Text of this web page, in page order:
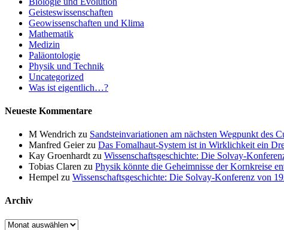
Geisteswissenschaften
Geowissenschaften und Klima
Mathematik
Medizin
Paläontologie
Physik und Technik
Uncategorized
Was ist eigentlich…?
Neueste Kommentare
M Wendrich zu Sandsteinvariationen am nächsten Wegpunkt des
Manfred Geierzu Das Fomalhaut-System ist in Wirklichkeit ein
Kay Groenhardt zu Wissenschaftsgeschichte: Die Solvay-
Tobias Claren zu Physik könnte die Geheimnisse der Kornkreise
Hempel zu Wissenschaftsgeschichte: Die Solvay-Konferenz von
Archiv
Archiv